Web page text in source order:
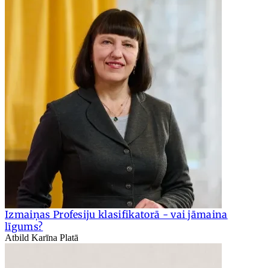
Izmaiņas Profesiju klasifikatorā - vai jāmaina
līgums?
Atbild Karīna Platā